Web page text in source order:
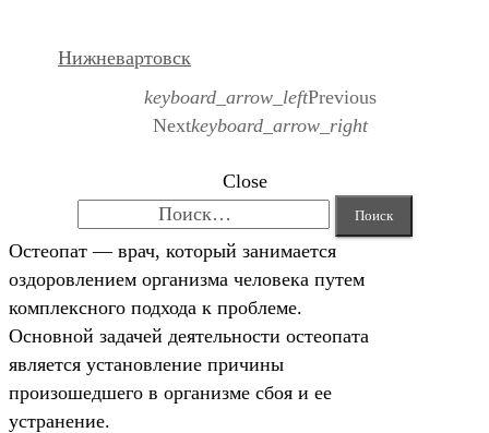
Нижневартовск
keyboard_arrow_leftPrevious
Nextkeyboard_arrow_right
Close
Остеопат — врач, который занимается
оздоровлением организма человека путем
комплексного подхода к проблеме.
Основной задачей деятельности остеопата
является установление причины
произошедшего в организме сбоя и ее
устранение.